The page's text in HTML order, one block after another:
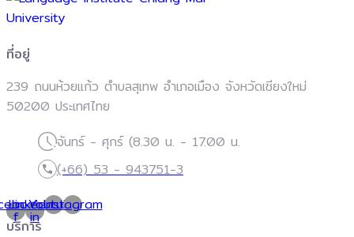
ที่อยู่
239 ถนนห้วยแก้ว ตำบลสุเทพ อำเภอเมือง จังหวัดเชียงใหม่
50200 ประเทศไทย
จันทร์ - ศุกร์ (8.30 น. - 17.00 น.
(+66) 53 - 943751-3
f
Linkedin-
in
Youtube
Instagram
บริการ